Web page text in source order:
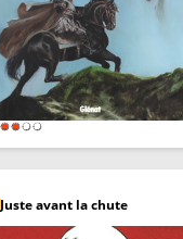
Juste avant la chute